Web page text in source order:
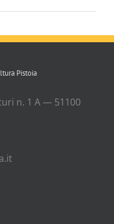
Pistoia
n. 1 A — 51100